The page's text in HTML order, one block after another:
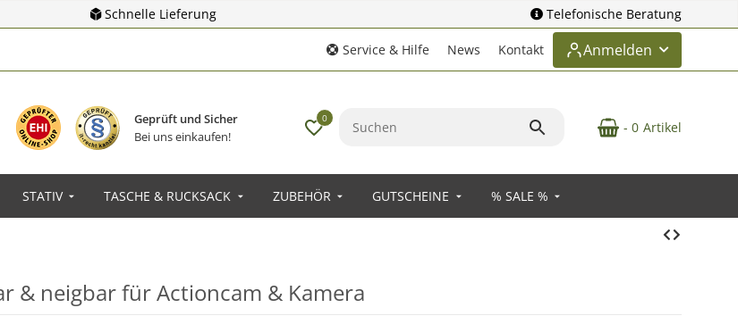
Schnelle Lieferung Telefonische Beratung
Service & Hilfe News Kontakt Anmelden
Geprüft und Sicher
Bei uns einkaufen!
0
- 0 Artikel
STATIV TASCHE & RUCKSACK ZUBEHÖR GUTSCHEINE % SALE %
& neigbar für Actioncam & Kamera